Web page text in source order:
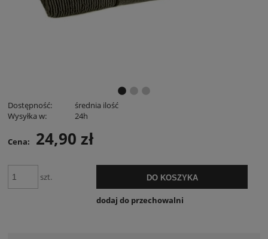
Dostępność:
średnia ilość
Wysyłka w:
24h
Cena: 24,90 zł
szt. DO KOSZYKA
dodaj do przechowalni